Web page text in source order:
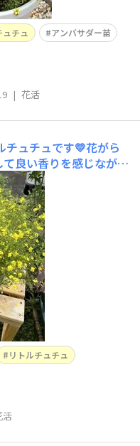
ュチュ
アンバサダー苗
| 花活
チュチュです💛花がら
良い香りを感じながら
が1匹🐛😱いも虫あち
脇からもお花発見💡
リトルチュチュ
活